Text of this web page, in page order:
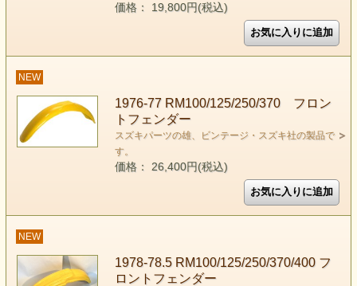
価格： 19,800円(税込)
NEW
1976-77 RM100/125/250/370 フロン
トフェンダー
スズキパーツの雄、ビンテージ・スズキ社の製品で
す。
価格： 26,400円(税込)
NEW
1978-78.5 RM100/125/250/370/400 フ
ロントフェンダー